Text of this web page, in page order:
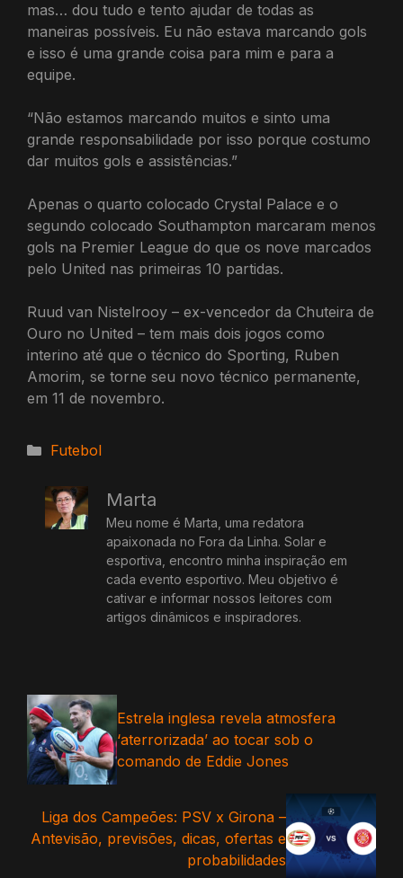
mas… dou tudo e tento ajudar de todas as
maneiras possíveis. Eu não estava marcando gols
e isso é uma grande coisa para mim e para a
equipe.
“Não estamos marcando muitos e sinto uma
grande responsabilidade por isso porque costumo
dar muitos gols e assistências.”
Apenas o quarto colocado Crystal Palace e o
segundo colocado Southampton marcaram menos
gols na Premier League do que os nove marcados
pelo United nas primeiras 10 partidas.
Ruud van Nistelrooy – ex-vencedor da Chuteira de
Ouro no United – tem mais dois jogos como
interino até que o técnico do Sporting, Ruben
Amorim, se torne seu novo técnico permanente,
em 11 de novembro.
Categorias
Futebol
Marta
Meu nome é Marta, uma redatora
apaixonada no Fora da Linha. Solar e
esportiva, encontro minha inspiração em
cada evento esportivo. Meu objetivo é
cativar e informar nossos leitores com
artigos dinâmicos e inspiradores.
Estrela inglesa revela atmosfera
‘aterrorizada’ ao tocar sob o
comando de Eddie Jones
Liga dos Campeões: PSV x Girona –
Antevisão, previsões, dicas, ofertas e
probabilidades